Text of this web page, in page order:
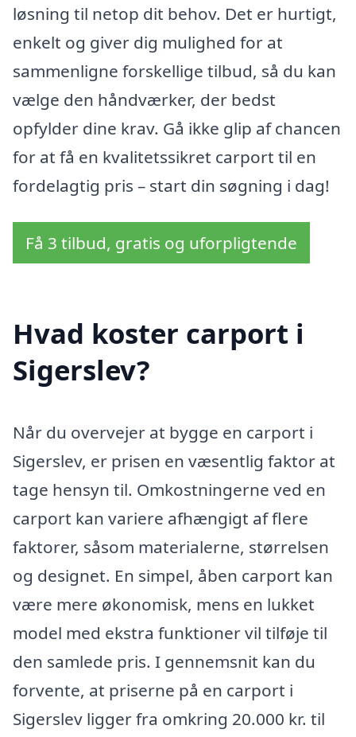
løsning til netop dit behov. Det er hurtigt,
enkelt og giver dig mulighed for at
sammenligne forskellige tilbud, så du kan
vælge den håndværker, der bedst
opfylder dine krav. Gå ikke glip af chancen
for at få en kvalitetssikret carport til en
fordelagtig pris – start din søgning i dag!
Få 3 tilbud, gratis og uforpligtende
Hvad koster carport i
Sigerslev?
Når du overvejer at bygge en carport i
Sigerslev, er prisen en væsentlig faktor at
tage hensyn til. Omkostningerne ved en
carport kan variere afhængigt af flere
faktorer, såsom materialerne, størrelsen
og designet. En simpel, åben carport kan
være mere økonomisk, mens en lukket
model med ekstra funktioner vil tilføje til
den samlede pris. I gennemsnit kan du
forvente, at priserne på en carport i
Sigerslev ligger fra omkring 20.000 kr. til